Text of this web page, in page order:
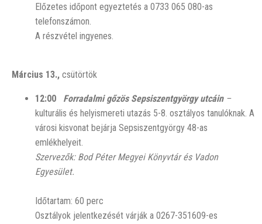
Előzetes időpont egyeztetés a 0733 065 080-as
telefonszámon.
A részvétel ingyenes.
Március 13., csütörtök
12:00 Forradalmi gőzös Sepsiszentgyörgy utcáin –
kulturális és helyismereti utazás 5-8. osztályos tanulóknak. A
városi kisvonat bejárja Sepsiszentgyörgy 48-as
emlékhelyeit.
Szervezők: Bod Péter Megyei Könyvtár és Vadon
Egyesület.
Időtartam: 60 perc
Osztályok jelentkezését várják a 0267-351609-es